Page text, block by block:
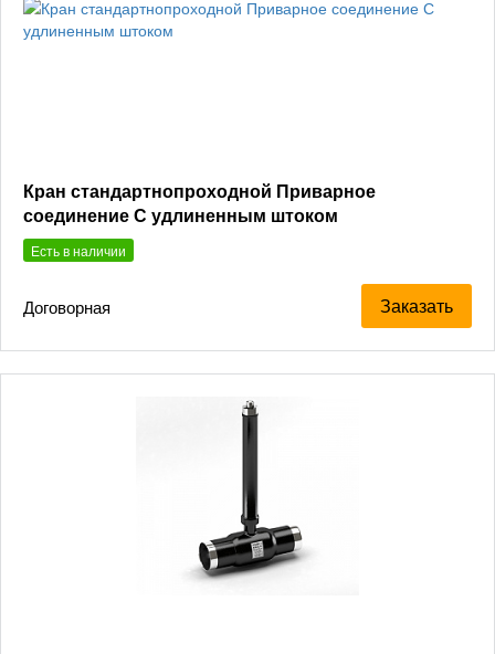
Кран стандартнопроходной Приварное
соединение С удлиненным штоком
Есть в наличии
Договорная Заказать